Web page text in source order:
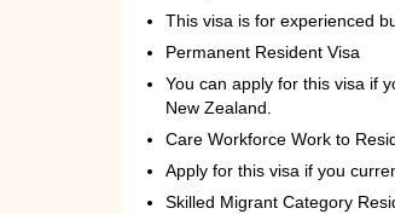
This visa is for experienced
Permanent Resident Visa
You can apply for this visa if
New Zealand.
Care Workforce Work to
Apply for this visa if you
Skilled Migrant Category